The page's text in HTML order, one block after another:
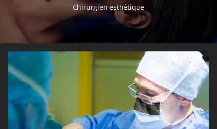
Chirurgien esthétique